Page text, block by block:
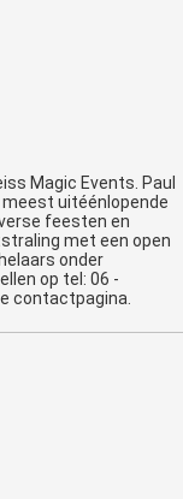
Magic Events. Paul
meest uitéénlopende
feesten en
met een open
onder
op tel: 06 -
contactpagina.